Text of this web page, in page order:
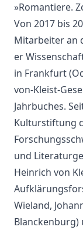
»Romantiere.
Von 2017 bis
Mitarbeiter an
er
in Frankfurt
von-Kleist-
Jahrbuches.
Kulturstiftung
und
Heinrich von
Wieland,
Blanckenburg)